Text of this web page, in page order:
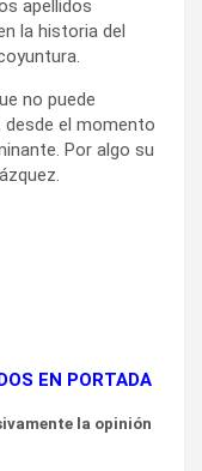
apellidos
la historia del
no puede
desde el momento
Por algo su
EN PORTADA
la opinión